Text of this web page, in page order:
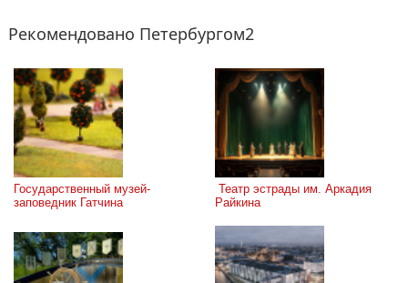
Рекомендовано Петербургом2
Государственный музей-
заповедник Гатчина
Райкина